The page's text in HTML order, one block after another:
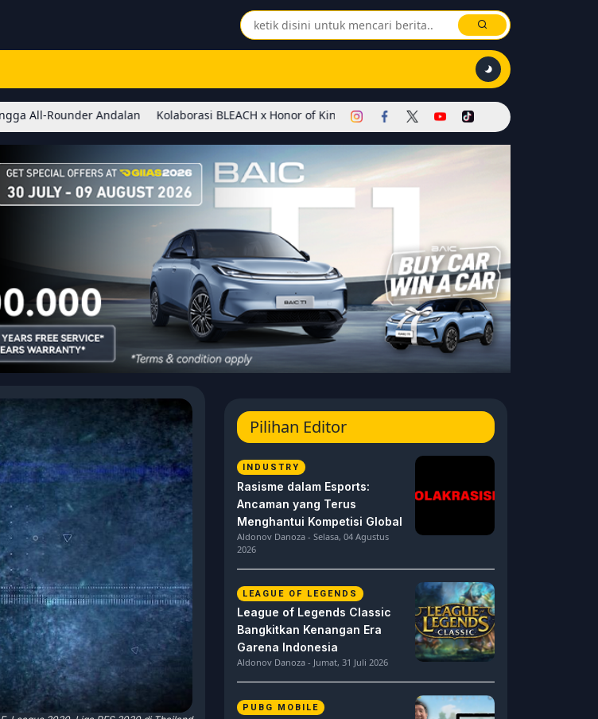
Kolaborasi BLEACH x Honor of Kings Dimulai! Hadirkan Skin Soul Reaper, Mode Khusus, dan Event
Pilihan Editor
INDUSTRY
Rasisme dalam Esports:
Ancaman yang Terus
Menghantui Kompetisi Global
Aldonov Danoza - Selasa, 04 Agustus
2026
LEAGUE OF LEGENDS
League of Legends Classic
Bangkitkan Kenangan Era
Garena Indonesia
Aldonov Danoza - Jumat, 31 Juli 2026
PUBG MOBILE